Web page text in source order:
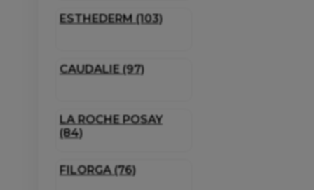
ESTHEDERM (103)
CAUDALIE (97)
LA ROCHE POSAY
(84)
FILORGA (76)